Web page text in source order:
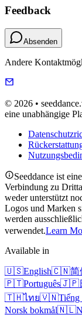
Feedback
Absenden
Andere
© 2026 •
eine unabhängige
Seeddance ist
Verbindung zu
weder unterstützt
Logos und Marken
werden
verwendet.Learn
Available in
🇺🇸English🇨🇳简
🇵🇹Português🇯🇵
🇹🇭ไทย🇻🇳Tiếng
Norsk bokmål🇳🇱